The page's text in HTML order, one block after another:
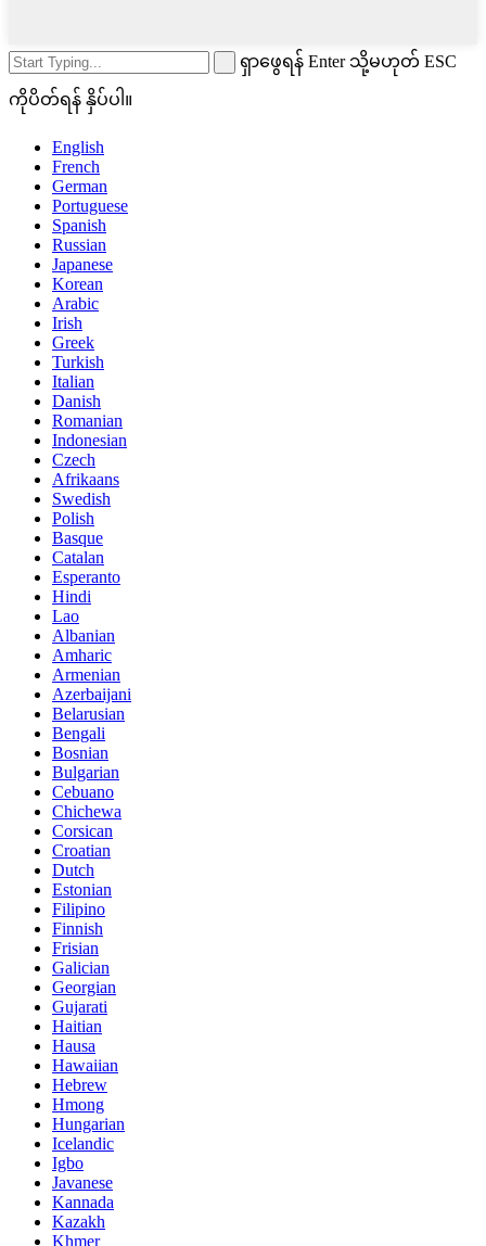
ရှာဖွေရန် Enter သို့မဟုတ် ESC
ကိုပိတ်ရန် နှိပ်ပါ။
English
French
German
Portuguese
Spanish
Russian
Japanese
Korean
Arabic
Irish
Greek
Turkish
Italian
Danish
Romanian
Indonesian
Czech
Afrikaans
Swedish
Polish
Basque
Catalan
Esperanto
Hindi
Lao
Albanian
Amharic
Armenian
Azerbaijani
Belarusian
Bengali
Bosnian
Bulgarian
Cebuano
Chichewa
Corsican
Croatian
Dutch
Estonian
Filipino
Finnish
Frisian
Galician
Georgian
Gujarati
Haitian
Hausa
Hawaiian
Hebrew
Hmong
Hungarian
Icelandic
Igbo
Javanese
Kannada
Kazakh
Khmer